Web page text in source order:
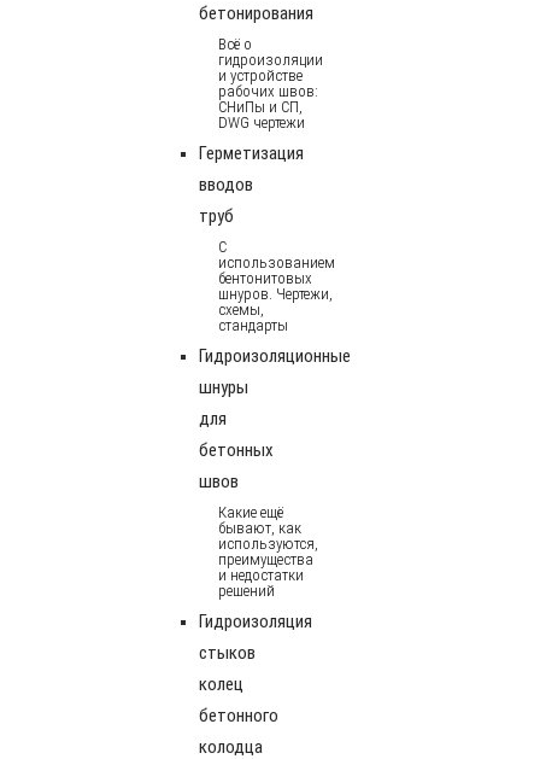
бетонирования
Всё о
гидроизоляции
и устройстве
рабочих швов:
СНиПы и СП,
DWG чертежи
Герметизация
вводов
труб
С
использованием
бентонитовых
шнуров. Чертежи,
схемы,
стандарты
Гидроизоляционные
шнуры
для
бетонных
швов
Какие ещё
бывают, как
используются,
преимущества
и недостатки
решений
Гидроизоляция
стыков
колец
бетонного
колодца